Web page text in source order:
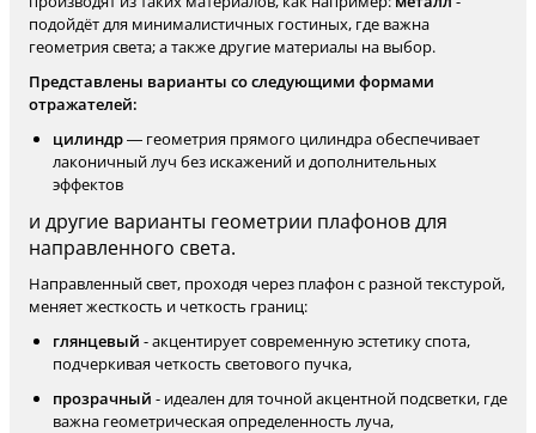
подойдёт для минималистичных гостиных, где важна
геометрия света; а также другие материалы на выбор.
Представлены варианты со следующими формами
отражателей:
цилиндр— геометрия прямого цилиндра обеспечивает
лаконичный луч без искажений и дополнительных
эффектов
и другие варианты геометрии плафонов для
направленного света.
Направленный свет, проходя через плафон с разной текстурой,
меняет жесткость и четкость границ:
глянцевый - акцентирует современную эстетику спота,
подчеркивая четкость светового пучка,
прозрачный - идеален для точной акцентной подсветки, где
важна геометрическая определенность луча,